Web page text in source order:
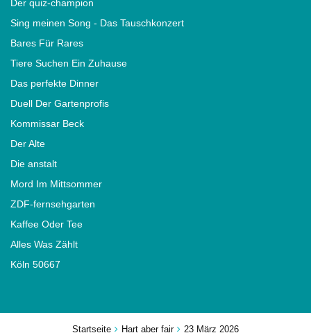
Startseite Hart aber fair 23 März 2026
Der quiz-champion
Sing meinen Song - Das Tauschkonzert
Bares Für Rares
Tiere Suchen Ein Zuhause
Das perfekte Dinner
Duell Der Gartenprofis
Kommissar Beck
Der Alte
Die anstalt
Mord Im Mittsommer
ZDF-fernsehgarten
Kaffee Oder Tee
Alles Was Zählt
Köln 50667